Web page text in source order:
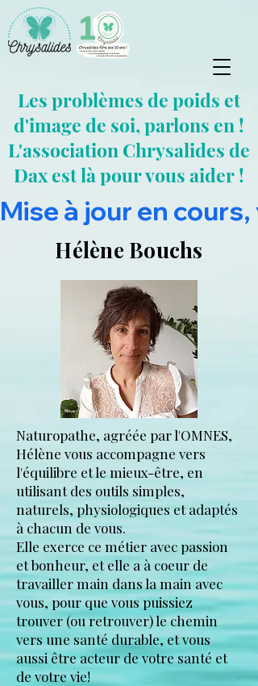
Les problèmes de poids et
d'image de soi, parlons en !
L'association Chrysalides de
Dax est là pour vous aider !
Mise à jour en
Hélène Bouchs
Naturopathe, agréée par l'OMNES,
Hélène vous accompagne vers
l'équilibre et le mieux-être, en
utilisant des outils simples,
naturels, physiologiques et adaptés
à chacun de vous.
Elle exerce ce métier avec passion
et bonheur, et elle a à coeur de
travailler main dans la main avec
vous, pour que vous puissiez
trouver (ou retrouver) le chemin
vers une santé durable, et vous
aussi être acteur de votre santé et
de votre vie!